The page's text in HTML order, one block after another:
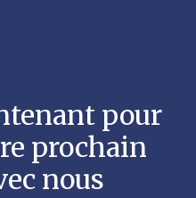
pour
prochain
nous